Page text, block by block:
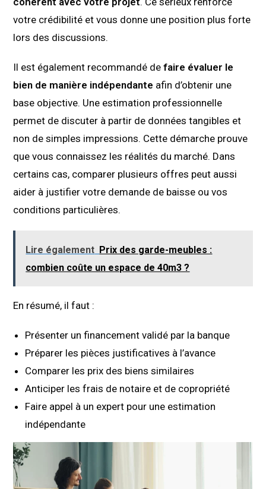
votre crédibilité et vous donne une position plus forte
lors des discussions.
Il est également recommandé defaire évaluer le
bien de manière indépendante afin d’obtenir une
base objective. Une estimation professionnelle
permet de discuter à partir de données tangibles et
non de simples impressions. Cette démarche prouve
que vous connaissez les réalités du marché. Dans
certains cas, comparer plusieurs offres peut aussi
aider à justifier votre demande de baisse ou vos
conditions particulières.
Lire également Prix des garde-meubles :
combien coûte un espace de 40m3 ?
En résumé, il faut :
Présenter un financement validé par la banque
Préparer les pièces justificatives à l’avance
Comparer les prix des biens similaires
Anticiper les frais de notaire et de copropriété
Faire appel à un expert pour une estimation
indépendante